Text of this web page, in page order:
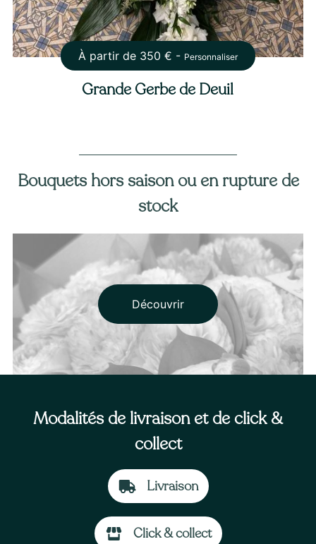
À partir de 350 € - Personnaliser
Grande Gerbe de Deuil
Bouquets hors saison ou en rupture de
stock
À partir de Personnaliser
Découvrir
Modalités de livraison et de click &
collect
Livraison
Click & collect